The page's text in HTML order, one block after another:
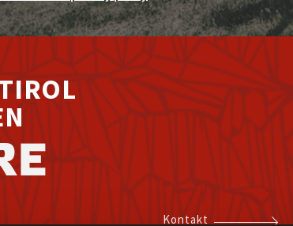
TITLE SPONSORS
OFFICIAL TIMEKEEPING PARTNER